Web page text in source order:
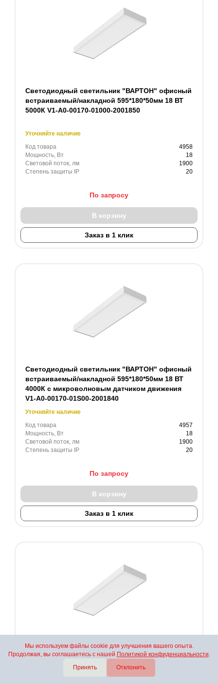
Светодиодный светильник "ВАРТОН" офисный
встраиваемый/накладной 595*180*50мм 18 ВТ
5000К V1-A0-00170-01000-2001850
Уточняйте наличие
Код товара
4958
Мощность, Вт
18
Световой поток, лм
1900
Степень защиты IP
20
По запросу
В корзину
Заказ в 1 клик
Светодиодный светильник "ВАРТОН" офисный
встраиваемый/накладной 595*180*50мм 18 ВТ
4000К с микроволновым датчиком движения
V1-A0-00170-01S00-2001840
Уточняйте наличие
Код товара
4957
Мощность, Вт
18
Световой поток, лм
1900
Степень защиты IP
20
По запросу
В корзину
Заказ в 1 клик
Светодиодный светильник "ВАРТОН" офисный
встраиваемый/накладной 595*180*50мм 18 ВТ
4000К аварийный автономный постоянного
действия DALI V1-A0-00170-01DA1-2001840
Мы используем файлы cookie для улучшения вашего опыта.
Продолжая, вы соглашаетесь с нашей Политикой конфиденциальности.
Принять
Отклонить